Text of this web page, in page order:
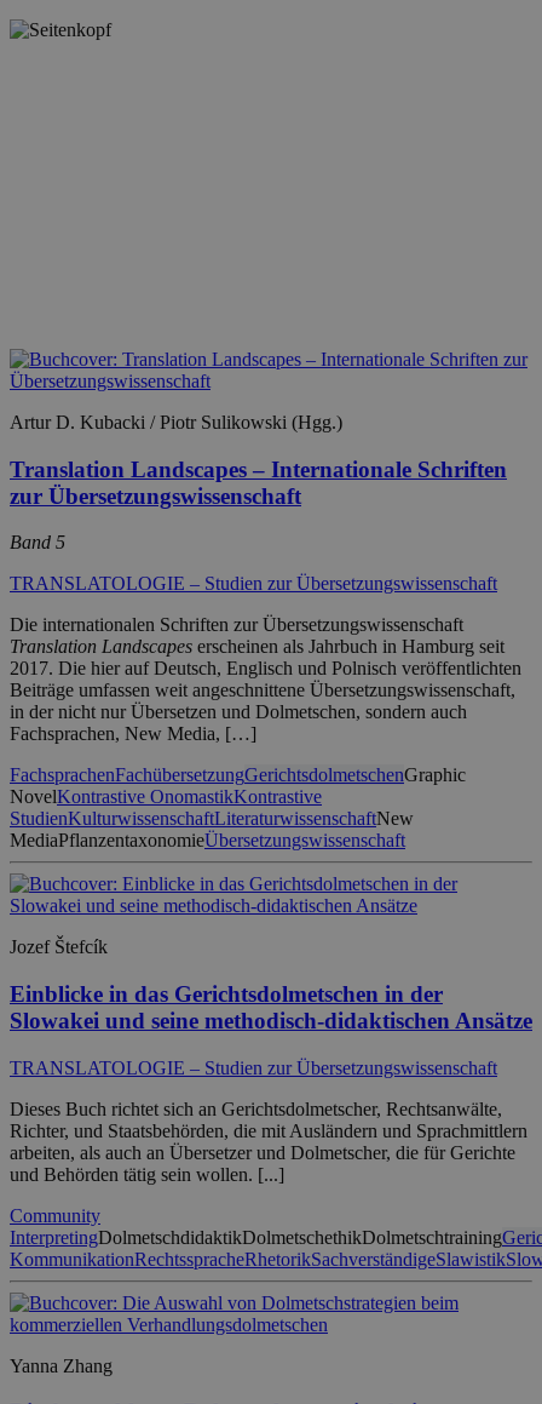
Artur D. Kubacki / Piotr Sulikowski (Hgg.)
Translation Landscapes – Internationale Schriften
zur Übersetzungswissenschaft
Band 5
TRANSLATOLOGIE – Studien zur Übersetzungswissenschaft
Die internationalen Schriften zur Übersetzungswissenschaft
Translation Landscapes erscheinen als Jahrbuch in Hamburg seit
2017. Die hier auf Deutsch, Englisch und Polnisch veröffentlichten
Beiträge umfassen weit angeschnittene Übersetzungswissenschaft,
in der nicht nur Übersetzen und Dolmetschen, sondern auch
Fachsprachen, New Media, […]
FachsprachenFachübersetzungGerichtsdolmetschenGraphic
NovelKontrastive OnomastikKontrastive
StudienKulturwissenschaftLiteraturwissenschaftNew
MediaPflanzentaxonomieÜbersetzungswissenschaft
Jozef Štefcík
Einblicke in das Gerichtsdolmetschen in der
Slowakei und seine methodisch-didaktischen Ansätze
TRANSLATOLOGIE – Studien zur Übersetzungswissenschaft
Dieses Buch richtet sich an Gerichtsdolmetscher, Rechtsanwälte,
Richter, und Staatsbehörden, die mit Ausländern und Sprachmittlern
arbeiten, als auch an Übersetzer und Dolmetscher, die für Gerichte
und Behörden tätig sein wollen. [...]
Community
InterpretingDolmetschdidaktikDolmetschethikDolmetschtraining
KommunikationRechtsspracheRhetorikSachverständigeSlawistik
Yanna Zhang